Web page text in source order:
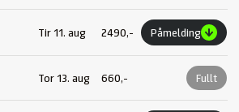
Tir 11. aug 2490,- Påmelding
Tor 13. aug 660,- Fullt